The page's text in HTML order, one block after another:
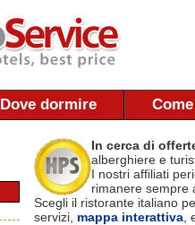
Dove dormire
In cerca di
alberghiere e
I nostri affiliati
rimanere sempre
Scegli il ristorante italiano
servizi, mappa interattiva